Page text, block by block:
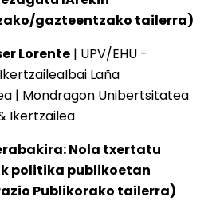
gazteentzako tailerra)
Lorente | UPV/EHU -
Laña
| Mondragon Unibertsitatea
Ikertzailea
Nola txertatu
politika publikoetan
Publikorako tailerra)